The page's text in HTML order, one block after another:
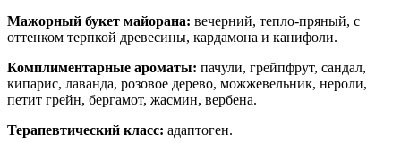
Мажорный букет майорана: вечерний, тепло-пряный, с
оттенком терпкой древесины, кардамона и канифоли.
Комплиментарные ароматы: пачули, грейпфрут, сандал,
кипарис, лаванда, розовое дерево, можжевельник, нероли,
петит грейн, бергамот, жасмин, вербена.
Терапевтический класс: адаптоген.